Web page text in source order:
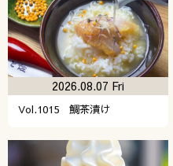
Vol.1015 鯛茶漬け
2026.08.07 Fri